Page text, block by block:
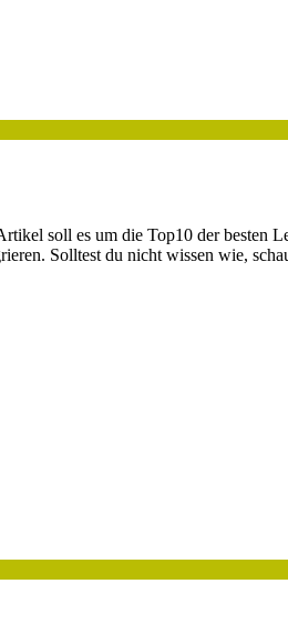
soll es um die Top10 der besten
Solltest du nicht wissen wie,